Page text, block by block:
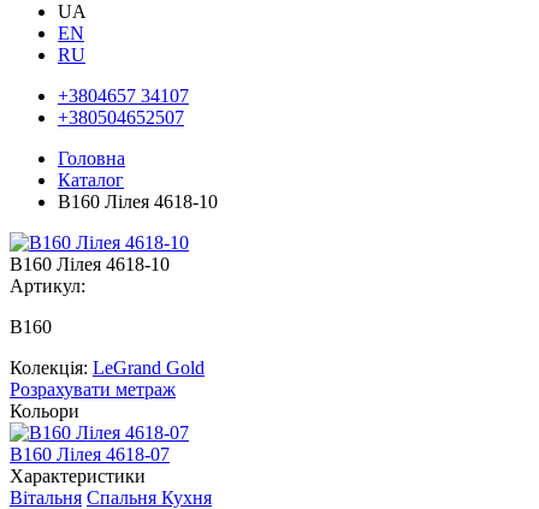
UA
EN
RU
+3804657 34107
+380504652507
Головна
Каталог
В160 Лілея 4618-10
В160 Лілея 4618-10
Артикул:
В160
Колекція: LeGrand Gold
Розрахувати метраж
Кольори
В160 Лілея 4618-07
Характеристики
Вітальня Спальня Кухня